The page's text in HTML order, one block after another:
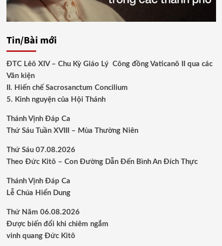
Tin/Bài mới
ĐTC Lêô XIV – Chu Kỳ Giáo Lý Công đồng Vaticanô II qua các
Văn kiện
II. Hiến chế Sacrosanctum Concilium
5. Kinh nguyện của Hội Thánh
Thánh Vịnh Đáp Ca
Thứ Sáu Tuần XVIII – Mùa Thường Niên
Thứ Sáu 07.08.2026
Theo Đức Kitô – Con Đường Dẫn Đến Bình An Đích Thực
Thánh Vịnh Đáp Ca
Lễ Chúa Hiển Dung
Thứ Năm 06.08.2026
Được biến đổi khi chiêm ngắm
vinh quang Đức Kitô